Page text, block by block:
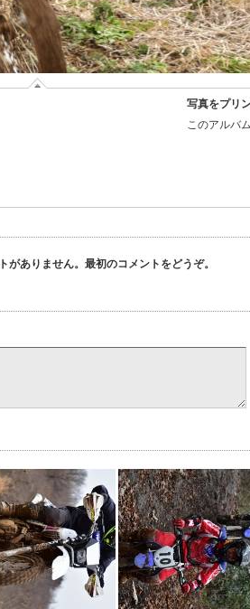
写真をプリ
このアルバ
がありません。最初のコメントをどうぞ。